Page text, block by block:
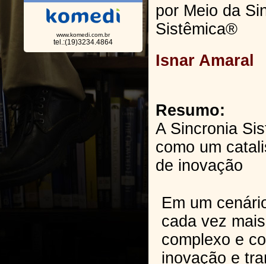
www.komedi.com.br
tel.:(19)3234.4864
por Meio da
Sistêmica®
Isnar Amaral
Resumo:
A Sincronia
como um
de inovação
Em um
cada vez
complexo e
inovação e